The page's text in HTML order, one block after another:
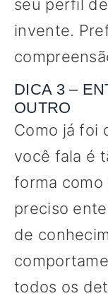
seu perfil
invente.
DICA 3 –
OUTRO
Como já foi
você fala é
forma como
preciso
de
todos os